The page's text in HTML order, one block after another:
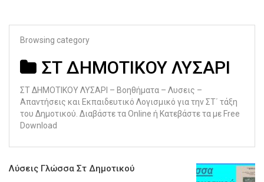
Browsing category
ΣΤ ΔΗΜΟΤΙΚΟΥ ΛΥΣΑΡΙ
ΣΤ ΔΗΜΟΤΙΚΟΥ ΛΥΣΑΡΙ – Βοηθήματα – Λυσεις –
Απαντήσεις και Εκπαιδευτικό Λογισμικό για την ΣΤ΄ τάξη
του Δημοτικού. Διαβάστε τα Online ή Κατεβάστε τα με Free
Download
Λύσεις Γλώσσα Στ Δημοτικού